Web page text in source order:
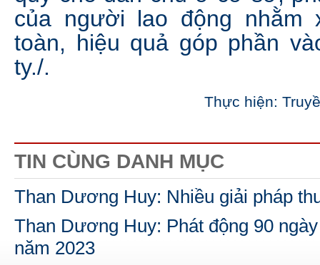
của người lao động nhằm
toàn, hiệu quả góp phần
ty./.
Thực hiện:
TIN CÙNG DANH MỤC
Than Dương Huy: Nhiều giải pháp
Than Dương Huy: Phát động 90
năm 2023